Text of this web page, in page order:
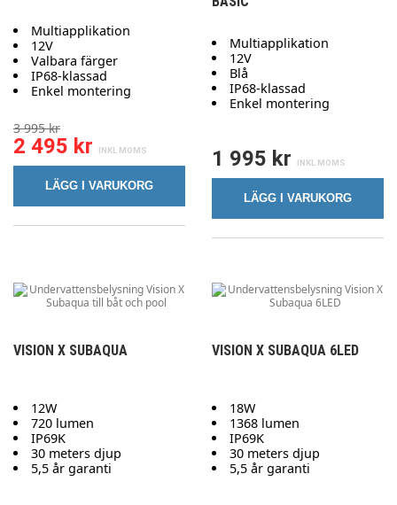
Multiapplikation
12V
Valbara färger
IP68-klassad
Enkel montering
3 995 kr
2 495 kr
LÄGG I VARUKORG
Multiapplikation
12V
Blå
IP68-klassad
Enkel montering
1 995 kr
LÄGG I VARUKORG
VISION X SUBAQUA
12W
720 lumen
IP69K
30 meters djup
5,5 år garanti
VISION X SUBAQUA 6LED
18W
1368 lumen
IP69K
30 meters djup
5,5 år garanti